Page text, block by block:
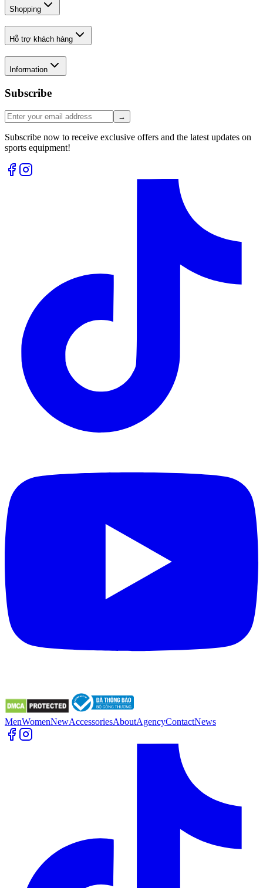
Shopping
Hỗ trợ khách hàng
Information
Subscribe
→
Subscribe now to receive exclusive offers and the latest updates on
sports equipment!
MenWomenNewAccessoriesAboutAgencyContactNews